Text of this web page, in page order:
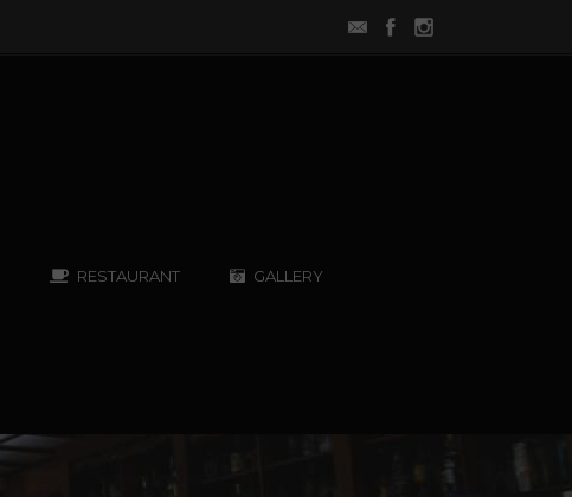
RESTAURANT GALLERY